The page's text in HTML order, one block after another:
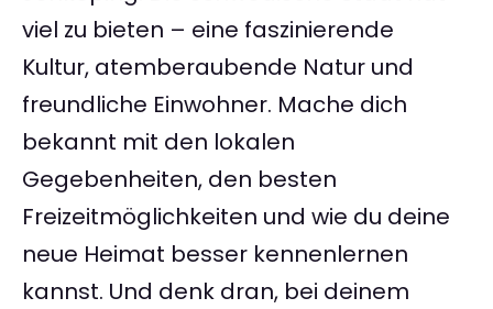
viel zu bieten – eine faszinierende
Kultur, atemberaubende Natur und
freundliche Einwohner. Mache dich
bekannt mit den lokalen
Gegebenheiten, den besten
Freizeitmöglichkeiten und wie du deine
neue Heimat besser kennenlernen
kannst. Und denk dran, bei deinem